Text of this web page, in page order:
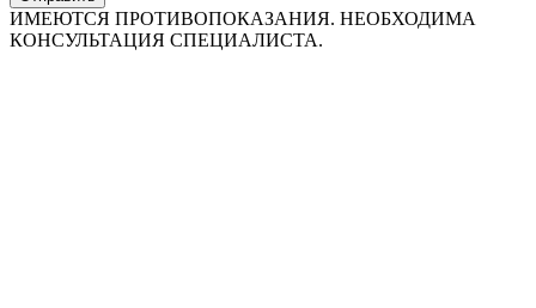
ИМЕЮТСЯ ПРОТИВОПОКАЗАНИЯ. НЕОБХОДИМА
КОНСУЛЬТАЦИЯ СПЕЦИАЛИСТА.